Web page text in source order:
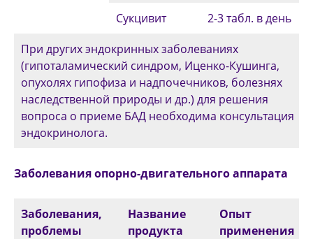
Сукцивит
2-3 табл. в день
При других эндокринных заболеваниях
(гипоталамический синдром, Иценко-Кушинга,
опухолях гипофиза и надпочечников, болезнях
наследственной природы и др.) для решения
вопроса о приеме БАД необходима консультация
эндокринолога.
Заболевания опорно-двигательного аппарата
Заболевания,
проблемы
Название
продукта
Опыт
применения